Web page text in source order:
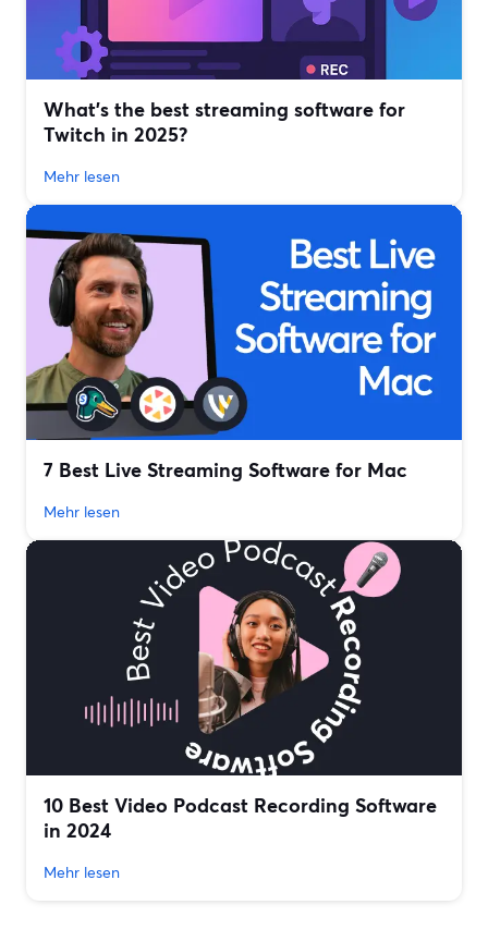
What’s the best streaming software for
Twitch in 2025?
Mehr lesen
7 Best Live Streaming Software for Mac
Mehr lesen
10 Best Video Podcast Recording Software
in 2024
Mehr lesen